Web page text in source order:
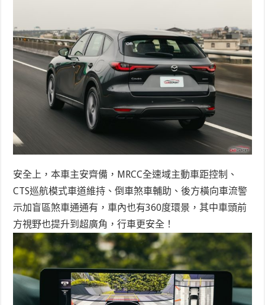
安全上，本車主安齊備，MRCC全速域主動車距控制、
CTS巡航模式車道維持、倒車煞車輔助、後方橫向車流警
示加盲區煞車通通有，車內也有360度環景，其中車頭前
方視野也提升到超廣角，行車更安全！